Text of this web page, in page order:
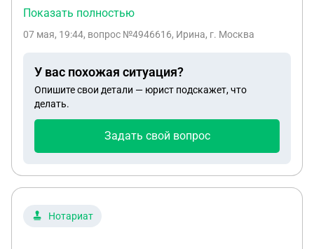
в связи с тем что имеется задолженность по
проживающих на территории РФ и явлчющимися
РВП и получить гражданство РФ, чтоб работать и
оплачивать алименты?
Показать полностью
07 мая, 19:44, вопрос №4946616, Ирина, г. Москва
У вас похожая ситуация?
Опишите свои детали — юрист подскажет, что
делать.
Задать свой вопрос
Нотариат